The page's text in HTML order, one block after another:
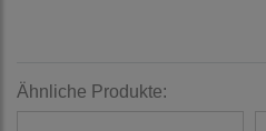
Ähnliche Produkte: